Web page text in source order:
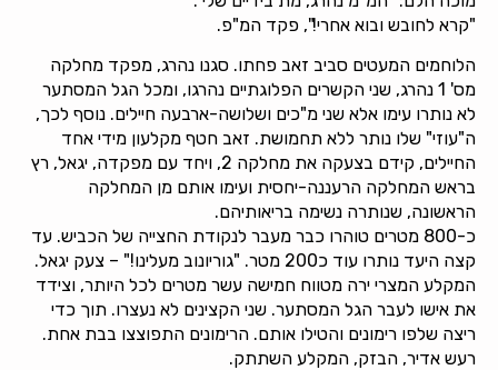
"קרא לחובש ובוא אחרי!", פקד המ"פ.
הלוחמים המעטים סביב זאב פחתו. סגנו נהרג, מפקד מחלקה
מס' 1 נהרג, שני הקשרים הפלוגתיים נהרגו, ומכל הגל המסתער
לא נותרו עימו אלא שני מ"כים ושלושה-ארבעה חיילים. נוסף לכך,
ה"עוזי" שלו נותר ללא תחמושת. זאב חטף מקלעון מידי אחד
החיילים, קידם בצעקה את מחלקה 2, ויחד עם מפקדה, יגאל, רץ
בראש המחלקה הרעננה-יחסית ועימו אותם מן המחלקה
הראשונה, שנותרה נשימה בריאותיהם.
כ-800 מטרים טוהרו כבר מעבר לנקודת החצייה של הכביש. עד
קצה היעד נותרו עוד כ200 מטר. "גוריונוב מעלינו!" – צעק יגאל.
המקלע המצרי ירה מטווח חמישה עשר מטרים לכל היותר, וצידד
את אישו לעבר הגל המסתער. שני הקצינים לא נעצרו. תוך כדי
ריצה שלפו רימונים והטילו אותם. הרימונים התפוצצו בבת אחת.
רעש אדיר, הבזק, המקלע השתתק.